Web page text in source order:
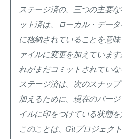
ステージ済の、三つの主要
ット済は、ローカル・デー
に格納されていることを意
ァイルに変更を加えていま
れがまだコミットされていな
ステージ済は、次のスナッ
加えるために、現在のバー
イルに印をつけている状態を
このことは、Gitプロジェク